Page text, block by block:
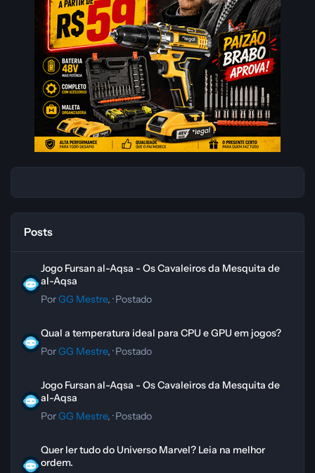
Posts
Jogo Fursan al-Aqsa - Os Cavaleiros da Mesquita de
al-Aqsa
PorGG Mestre, ·Postado
Qual a temperatura ideal para CPU e GPU em jogos?
PorGG Mestre, ·Postado
Jogo Fursan al-Aqsa - Os Cavaleiros da Mesquita de
al-Aqsa
PorGG Mestre, ·Postado
Quer ler tudo do Universo Marvel? Leia na melhor
ordem.